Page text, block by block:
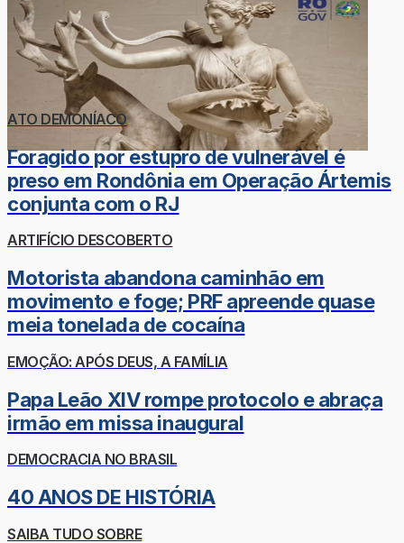
ATO DEMONÍACO
Foragido por estupro de vulnerável é
preso em Rondônia em Operação Ártemis
conjunta com o RJ
ARTIFÍCIO DESCOBERTO
Motorista abandona caminhão em
movimento e foge; PRF apreende quase
meia tonelada de cocaína
EMOÇÃO: APÓS DEUS, A FAMÍLIA
Papa Leão XIV rompe protocolo e abraça
irmão em missa inaugural
DEMOCRACIA NO BRASIL
40 ANOS DE HISTÓRIA
SAIBA TUDO SOBRE